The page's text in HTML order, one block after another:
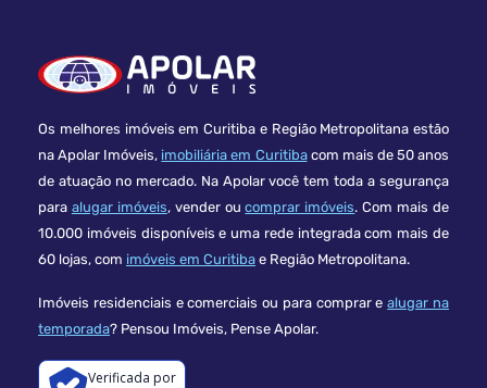
Os melhores imóveis em Curitiba e Região Metropolitana estão
na Apolar Imóveis, imobiliária em Curitibacom mais de 50 anos
de atuação no mercado. Na Apolar você tem toda a segurança
para alugar imóveis, vender oucomprar imóveis. Com mais de
10.000 imóveis disponíveis e uma rede integrada com mais de
60 lojas, com imóveis em Curitiba e Região Metropolitana.
Imóveis residenciais e comerciais ou para comprar ealugar na
temporada? Pensou Imóveis, Pense Apolar.
Verificada por